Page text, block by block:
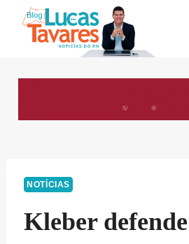
NOTÍCIAS
Kleber